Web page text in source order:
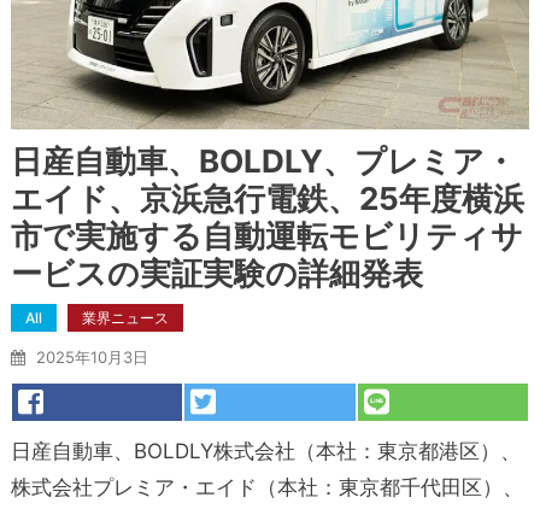
日産自動車、BOLDLY、プレミア・
エイド、京浜急行電鉄、25年度横浜
市で実施する自動運転モビリティサ
ービスの実証実験の詳細発表
All 業界ニュース
2025年10月3日
日産自動車、BOLDLY株式会社（本社：東京都港区）、
株式会社プレミア・エイド（本社：東京都千代田区）、